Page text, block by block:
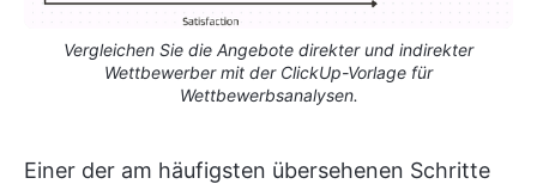
Vergleichen Sie die Angebote direkter und indirekter
Wettbewerber mit der ClickUp-Vorlage für
Wettbewerbsanalysen.
Einer der am häufigsten übersehenen Schritte